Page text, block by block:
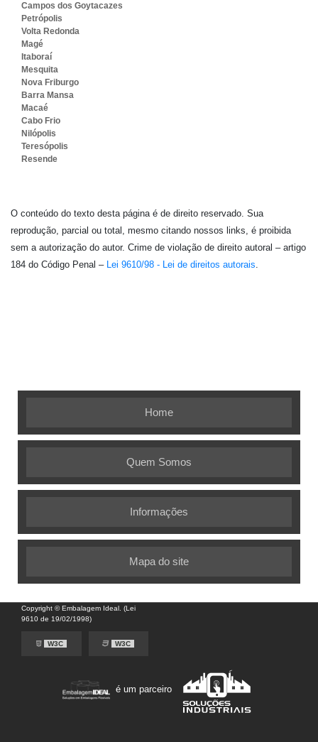
Campos dos Goytacazes
Petrópolis
Volta Redonda
Magé
Itaboraí
Mesquita
Nova Friburgo
Barra Mansa
Macaé
Cabo Frio
Nilópolis
Teresópolis
Resende
O conteúdo do texto desta página é de direito reservado. Sua
reprodução, parcial ou total, mesmo citando nossos links, é proibida
sem a autorização do autor. Crime de violação de direito autoral – artigo
184 do Código Penal – Lei 9610/98 - Lei de direitos autorais.
Home
Quem Somos
Informações
Mapa do site
Copyright © Embalagem Ideal. (Lei
9610 de 19/02/1998)
W3C W3C
é um parceiro